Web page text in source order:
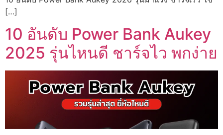
[…]
10 อันดับ Power Bank Aukey
2025 รุ่นไหนดี ชาร์จไว พกง่าย